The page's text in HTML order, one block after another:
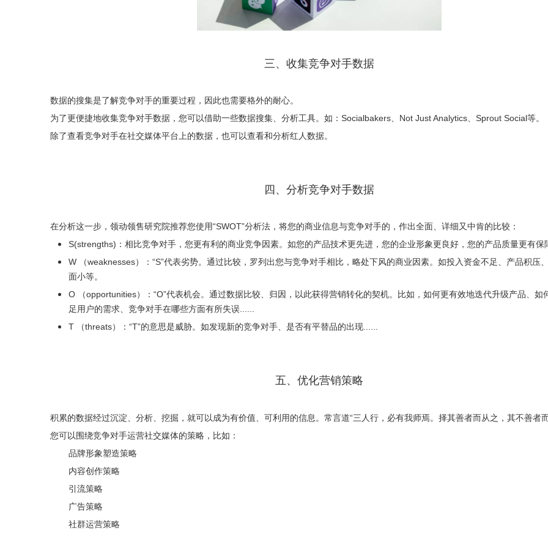
三、收集竞争对手数据
数据的搜集是了解竞争对手的重要过程，因此也需要格外的耐心。
为了更便捷地收集竞争对手数据，您可以借助一些数据搜集、分析工具。如：Socialbakers、Not Just Analytics、Sprout Social等。
除了查看竞争对手在社交媒体平台上的数据，也可以查看和分析红人数据。
四、分析竞争对手数据
在分析这一步，领动领售研究院推荐您使用“SWOT”分析法，将您的商业信息与竞争对手的，作出全面、详细又中肯的比较：
S(strengths)：相比竞争对手，您更有利的商业竞争因素。如您的产品技术更先进，您的企业形象更良好，您的产品质量更有保
W （weaknesses）：“S”代表劣势。通过比较，罗列出您与竞争对手相比，略处下风的商业因素。如投入资金不足、产品积压
面小等。
O （opportunities）：“O”代表机会。通过数据比较、归因，以此获得营销转化的契机。比如，如何更有效地迭代升级产品、如
足用户的需求、竞争对手在哪些方面有所失误......
T （threats）：“T”的意思是威胁。如发现新的竞争对手、是否有平替品的出现......
五、优化营销策略
积累的数据经过沉淀、分析、挖掘，就可以成为有价值、可利用的信息。常言道“三人行，必有我师焉。择其善者而从之，其不善者而
您可以围绕竞争对手运营社交媒体的策略，比如：
品牌形象塑造策略
内容创作策略
引流策略
广告策略
社群运营策略